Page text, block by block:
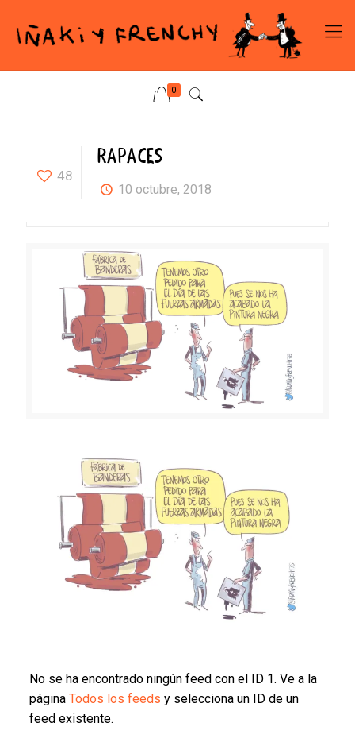
0
48
RAPACES
10 octubre, 2018
No se ha encontrado ningún feed con el ID 1. Ve a la
página Todos los feeds y selecciona un ID de un
feed existente.